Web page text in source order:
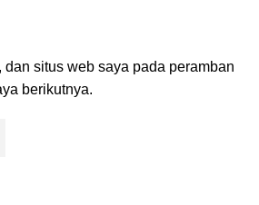
dan situs web saya pada peramban
berikutnya.